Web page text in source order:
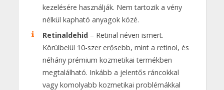
kezelésére használják. Nem tartozik a vény
nélkül kapható anyagok közé.
Retinaldehid – Retinal néven ismert.
Körülbelül 10-szer erősebb, mint a retinol, és
néhány prémium kozmetikai termékben
megtalálható. Inkább a jelentős ráncokkal
vagy komolyabb kozmetikai problémákkal